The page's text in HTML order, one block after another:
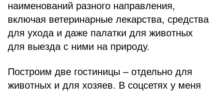
наименований разного направления,
включая ветеринарные лекарства, средства
для ухода и даже палатки для животных
для выезда с ними на природу.
Построим две гостиницы – отдельно для
животных и для хозяев. В соцсетях у меня